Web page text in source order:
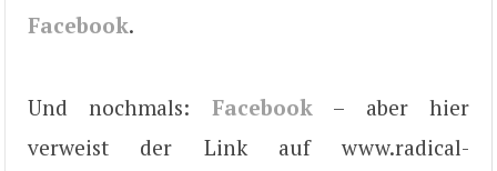
Facebook.
Und nochmals: Facebook– aber hier
verweist der Link auf www.radical-